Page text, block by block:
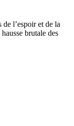
l’espoir et de la
brutale des